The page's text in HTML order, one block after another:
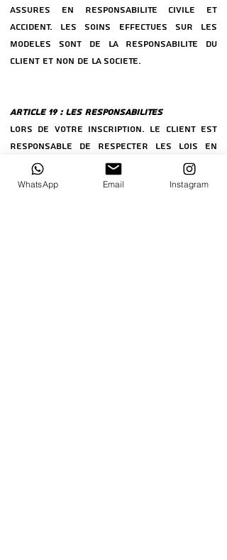
ASSUReS EN RESPONSABILITe CIVILE ET
ACCIDENT. LES SOINS EFFECTUeS SUR LES
MODELeS SONT DE LA RESPONSABILITe DU
CLIENT ET NON DE LA SOCIeTe.
ARTICLE 19 : LES RESPONSABILITeS
LORS DE VOTRE INSCRIPTION. LE CLIENT EST
RESPONSABLE DE RESPECTER LES LOIS EN
VIGUEUR, DANS SON CANTON, PAYS Ou LE
CLIENT VA EXERCER, IL EST DE SA
WhatsApp Email Instagram